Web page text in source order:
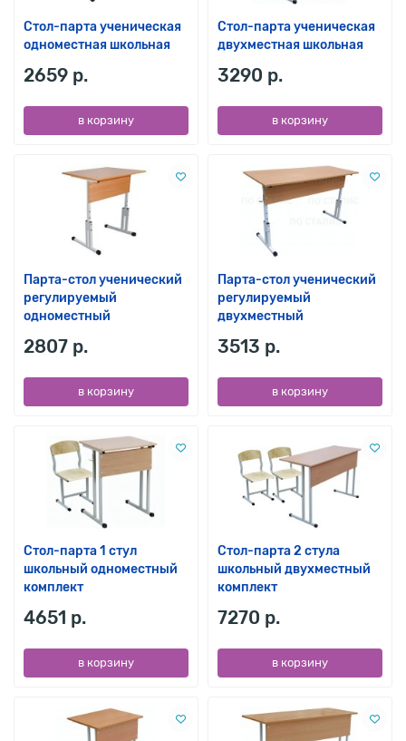
Стол-парта ученическая
одноместная школьная
2659 р.
в корзину
Стол-парта ученическая
двухместная школьная
3290 р.
в корзину
Парта-стол ученический
регулируемый
одноместный
2807 р.
в корзину
Парта-стол ученический
регулируемый
двухместный
3513 р.
в корзину
Стол-парта 1 стул
школьный одноместный
комплект
4651 р.
в корзину
Стол-парта 2 стула
школьный двухместный
комплект
7270 р.
в корзину